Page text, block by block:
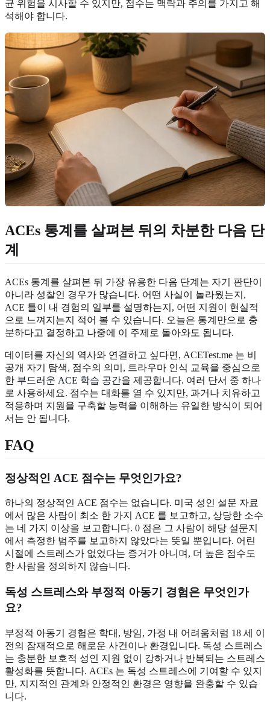
균 위험을 시사할 수 있지만, 점수는 맥락과 주의를 가지고 해
석해야 합니다.
ACEs 통계를 살펴본 뒤의 차분한 다음 단
계
ACEs 통계를 살펴본 뒤 가장 유용한 다음 단계는 자기 판단이
아니라 성찰인 경우가 많습니다. 어떤 사실이 놀라웠는지,
ACE 틀이 내 경험의 일부를 설명하는지, 어떤 지원이 현실적
으로 느껴지는지 적어 볼 수 있습니다. 오늘은 통계만으로 충
분하다고 결정하고 나중에 이 주제로 돌아와도 됩니다.
데이터를 자신의 역사와 연결하고 싶다면, ACETest.me 는 비
공개 자기 탐색, 점수의 의미, 트라우마 인식 교육을 중심으로
한 부드러운 ACE 학습 공간을 제공합니다. 여러 단서 중 하나
로 사용하세요. 점수는 대화를 열 수 있지만, 과거나 치유하고
적응하며 지원을 구축할 능력을 이해하는 유일한 방식이 되어
서는 안 됩니다.
FAQ
정상적인 ACE 점수는 무엇인가요?
하나의 정상적인 ACE 점수는 없습니다. 미국 성인 설문 자료
에서 많은 사람이 최소 한 가지 ACE 를 보고하고, 상당한 소수
는 네 가지 이상을 보고합니다. 0 점은 그 사람이 해당 설문지
에서 측정한 범주를 보고하지 않았다는 뜻일 뿐입니다. 어린
시절에 스트레스가 없었다는 증거가 아니며, 더 높은 점수도
한 사람을 정의하지 않습니다.
독성 스트레스와 부정적 아동기 경험은 무엇인가
요?
부정적 아동기 경험은 학대, 방임, 가정 내 어려움처럼 18 세 이
전의 잠재적으로 해로운 사건이나 환경입니다. 독성 스트레스
는 충분한 보호적 성인 지원 없이 강하거나 반복되는 스트레스
활성화를 뜻합니다. ACEs 는 독성 스트레스에 기여할 수 있지
만, 지지적인 관계와 안정적인 환경은 영향을 완충할 수 있습
니다.